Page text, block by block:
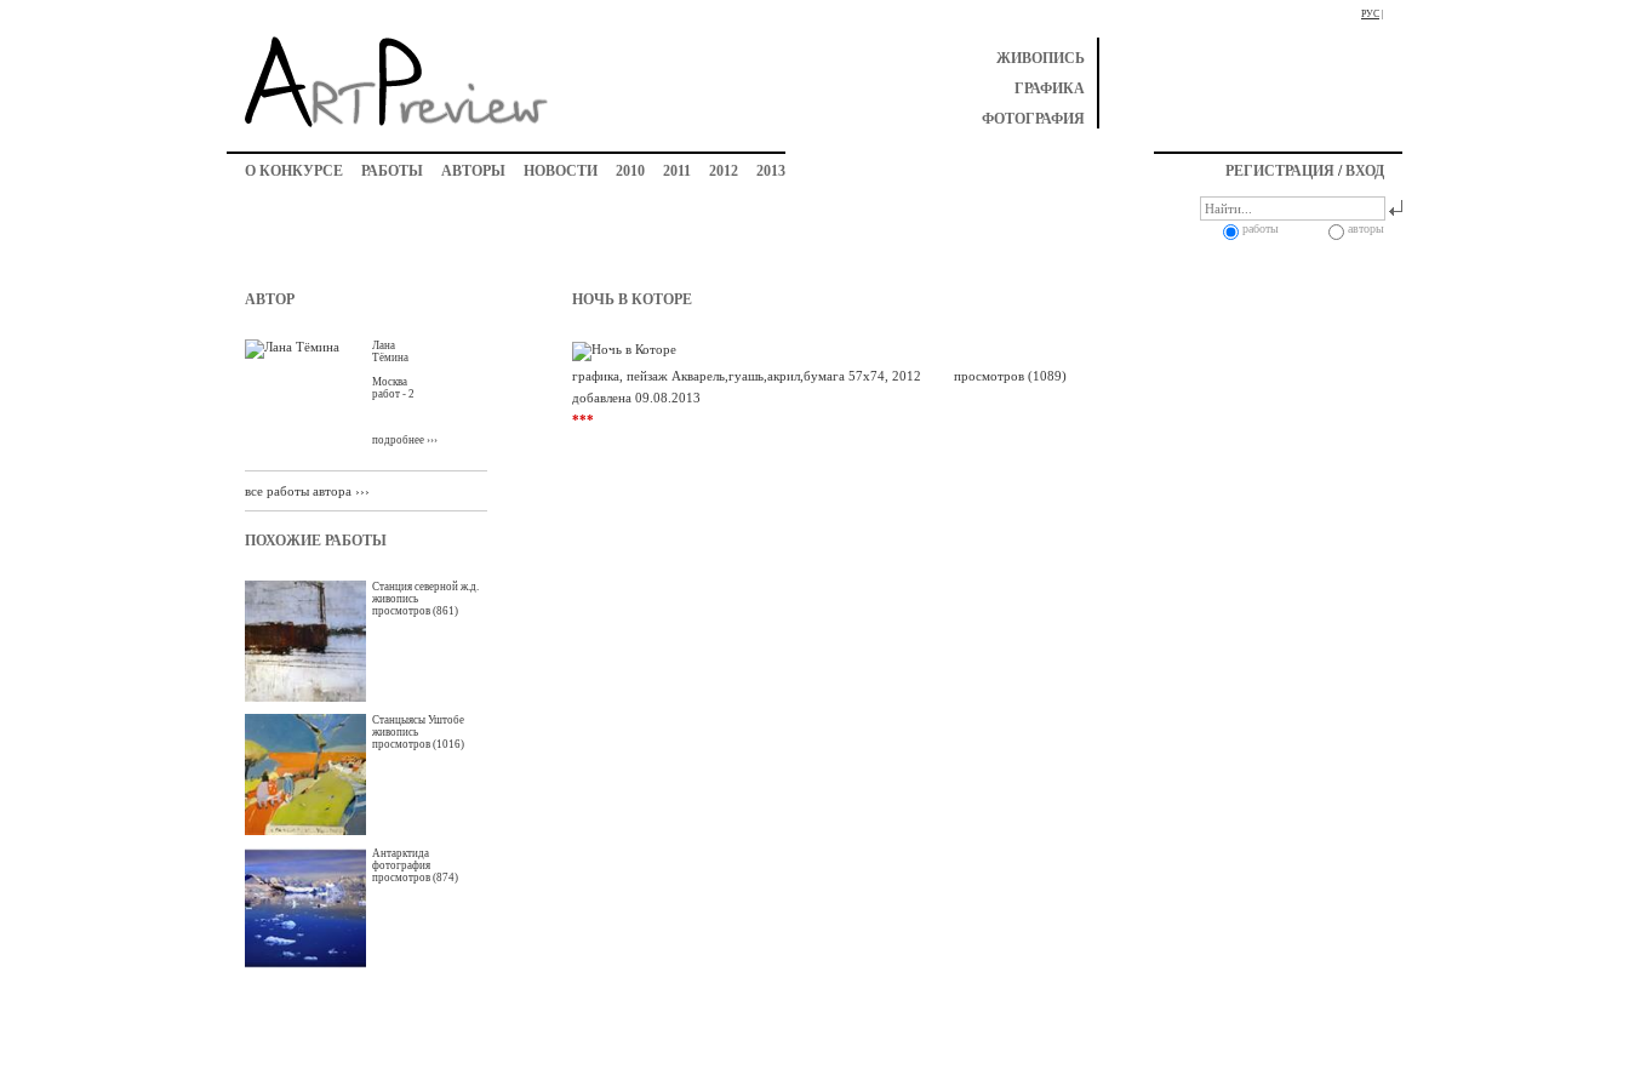
РУС
ЖИВОПИСЬ
ГРАФИКА
ФОТОГРАФИЯ
О КОНКУРСЕ РАБОТЫ АВТОРЫ НОВОСТИ 2010 2011 2012 2013 РЕГИСТРАЦИЯ /ВХОД
работы авторы
АВТОР
Лана
Тёмина
Москва
работ - 2
подробнее ›››
все работы автора ›››
ПОХОЖИЕ РАБОТЫ
Станция северной ж.д.
живопись
просмотров (861)
Станцыясы Уштобе
живопись
просмотров (1016)
Антарктида
фотография
просмотров (874)
НОЧЬ В КОТОРЕ
просмотров (1089)
графика, пейзаж Акварель,гуашь,акрил,бумага 57x74, 2012
добавлена 09.08.2013
***